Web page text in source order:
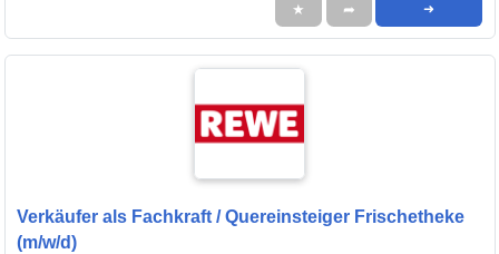
★ ➦ ➜
Verkäufer als Fachkraft / Quereinsteiger Frischetheke
(m/w/d)